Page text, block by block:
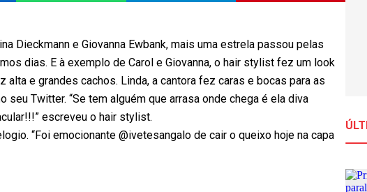
Dieckmann e Giovanna Ewbank, mais uma estrela passou pelas
dias. E à exemplo de Carol e Giovanna, o hair stylist fez um look
e grandes cachos. Linda, a cantora fez caras e bocas para as
seu Twitter. “Se tem alguém que arrasa onde chega é ela diva
escreveu o hair stylist.
“Foi emocionante @ivetesangalo de cair o queixo hoje na capa